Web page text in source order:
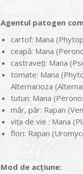
Agentul patogen
cartof: Mana
ceapă: Mana
castraveţi: Mana
tomate: Mana
Alternarioza
tutun: Mana
măr, păr: Rapan
viţa de vie : Mana
flori: Rapan
Mod de acţiune: